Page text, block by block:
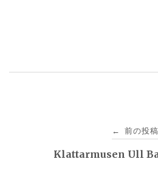
← 前の投稿
Klattarmusen Ull